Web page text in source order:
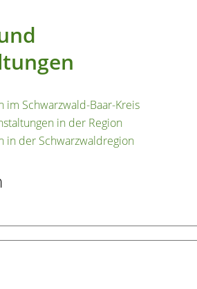
im Schwarzwald-Baar-Kreis
in der Region
in der Schwarzwaldregion